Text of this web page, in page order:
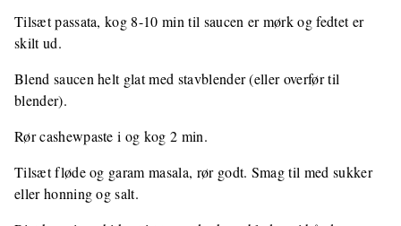
Tilsæt passata, kog 8-10 min til saucen er mørk og fedtet er
skilt ud.
Blend saucen helt glat med stavblender (eller overfør til
blender).
Rør cashewpaste i og kog 2 min.
Tilsæt fløde og garam masala, rør godt. Smag til med sukker
eller honning og salt.